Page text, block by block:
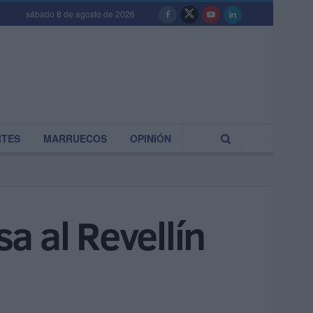
sábado 8 de agosto de 2026
MARRUECOS OPINIÓN
al Revellín